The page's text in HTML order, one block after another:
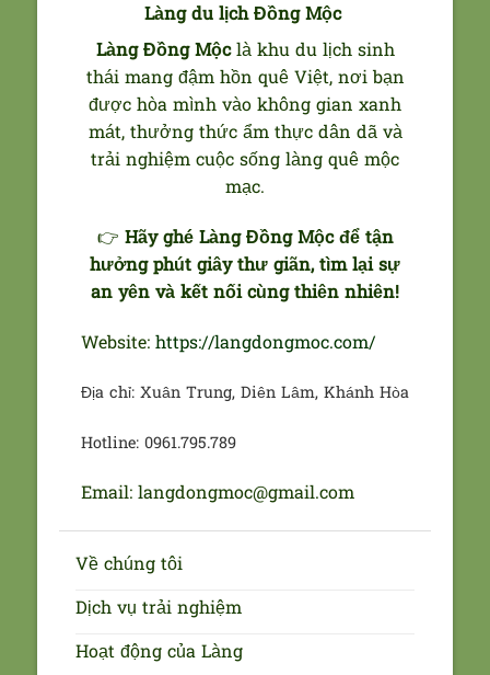
Làng du lịch Đồng Mộc
Làng Đồng Mộclà khu du lịch sinh
thái mang đậm hồn quê Việt, nơi bạn
được hòa mình vào không gian xanh
mát, thưởng thức ẩm thực dân dã và
trải nghiệm cuộc sống làng quê mộc
mạc.
👉 Hãy ghé Làng Đồng Mộc để tận
hưởng phút giây thư giãn, tìm lại sự
an yên và kết nối cùng thiên nhiên!
Website: https://langdongmoc.com/
Địa chỉ: Xuân Trung, Diên Lâm, Khánh Hòa
Hotline: 0961.795.789
Email: langdongmoc@gmail.com
Về chúng tôi
Dịch vụ trải nghiệm
Hoạt động của Làng